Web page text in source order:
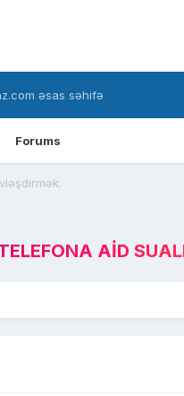
Forums
əsas səhifə
AID